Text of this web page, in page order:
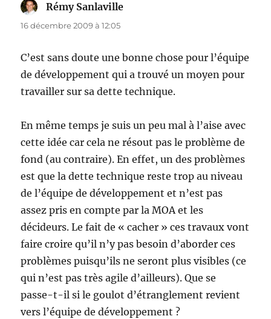
Rémy Sanlaville
16 décembre 2009 à 12:05
C’est sans doute une bonne chose pour l’équipe
de développement qui a trouvé un moyen pour
travailler sur sa dette technique.
En même temps je suis un peu mal à l’aise avec
cette idée car cela ne résout pas le problème de
fond (au contraire). En effet, un des problèmes
est que la dette technique reste trop au niveau
de l’équipe de développement et n’est pas
assez pris en compte par la MOA et les
décideurs. Le fait de « cacher » ces travaux vont
faire croire qu’il n’y pas besoin d’aborder ces
problèmes puisqu’ils ne seront plus visibles (ce
qui n’est pas très agile d’ailleurs). Que se
passe-t-il si le goulot d’étranglement revient
vers l’équipe de développement ?